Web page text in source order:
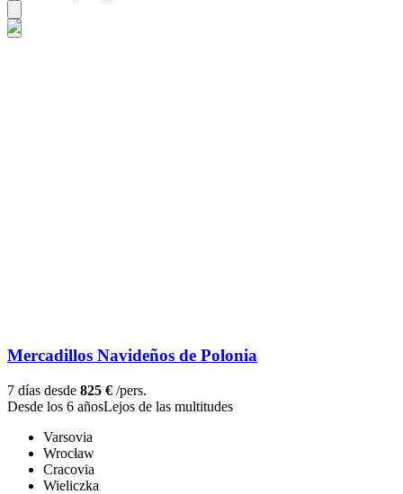
Mercadillos Navideños de Polonia
7 días desde 825 € /pers.
Desde los 6 añosLejos de las multitudes
Varsovia
Wrocław
Cracovia
Wieliczka